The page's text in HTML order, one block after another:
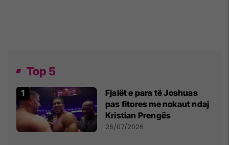
Top 5
Fjalët e para të Joshuas
pas fitores me nokaut ndaj
Kristian Prengës
26/07/2026